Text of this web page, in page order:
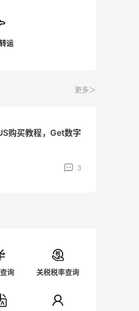
美国转运
更多＞
购买教程，Get数字
3
询 关税税率查询